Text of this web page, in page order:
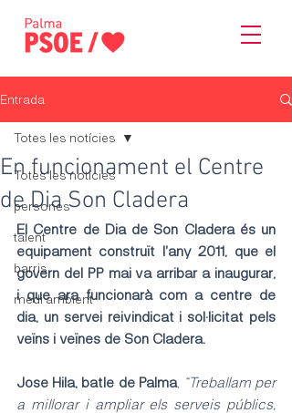
Entrada
Totes les notícies
persones
talent
barris
medi ambient
Totes les notícies
En funcionament el Centre
de Dia Son Cladera
El Centre de Dia de Son Cladera és un
equipament construït l'any 2011, que el
govern del PP mai va arribar a inaugurar,
i que ara funcionarà com a centre de
dia, un servei reivindicat i sol·licitat pels
veïns i veïnes de Son Cladera.
Jose Hila, batle de Palma, “Treballam per
a millorar i ampliar els serveis públics,